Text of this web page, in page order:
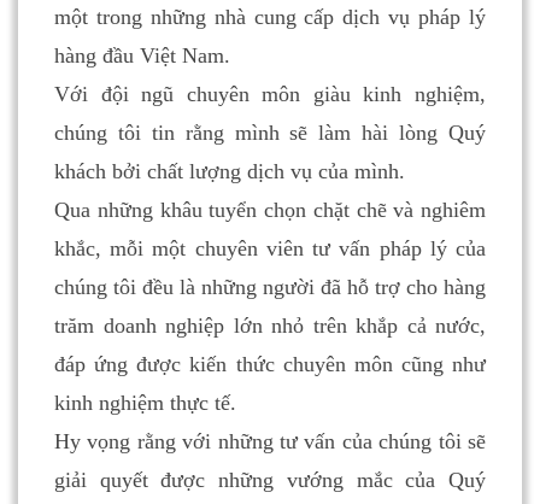
một trong những nhà cung cấp dịch vụ pháp lý
hàng đầu Việt Nam.
Với đội ngũ chuyên môn giàu kinh nghiệm,
chúng tôi tin rằng mình sẽ làm hài lòng Quý
khách bởi chất lượng dịch vụ của mình.
Qua những khâu tuyển chọn chặt chẽ và nghiêm
khắc, mỗi một chuyên viên tư vấn pháp lý của
chúng tôi đều là những người đã hỗ trợ cho hàng
trăm doanh nghiệp lớn nhỏ trên khắp cả nước,
đáp ứng được kiến thức chuyên môn cũng như
kinh nghiệm thực tế.
Hy vọng rằng với những tư vấn của chúng tôi sẽ
giải quyết được những vướng mắc của Quý